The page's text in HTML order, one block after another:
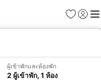
รายการโป
เข้าสู่ร
เมนู
ผู้เข้าพักและห้องพัก
2 ผู้เข้าพัก, 1 ห้อง